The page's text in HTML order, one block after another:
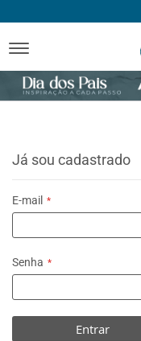
Já sou cadastrado
E-mail
Senha
Entrar